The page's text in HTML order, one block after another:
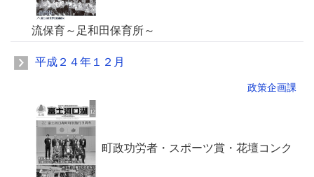
流保育～足和田保育所～
平成２４年１２月
政策企画課
町政功労者・スポーツ賞・花壇コンク